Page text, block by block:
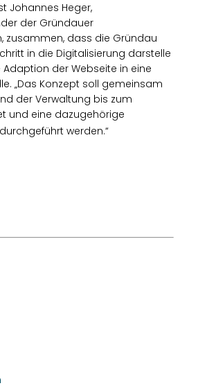
Johannes Heger,
der Gründauer
zusammen, dass die Gründau
in die Digitalisierung darstelle
der Webseite in eine
„Das Konzept soll gemeinsam
der Verwaltung bis zum
und eine dazugehörige
werden.“